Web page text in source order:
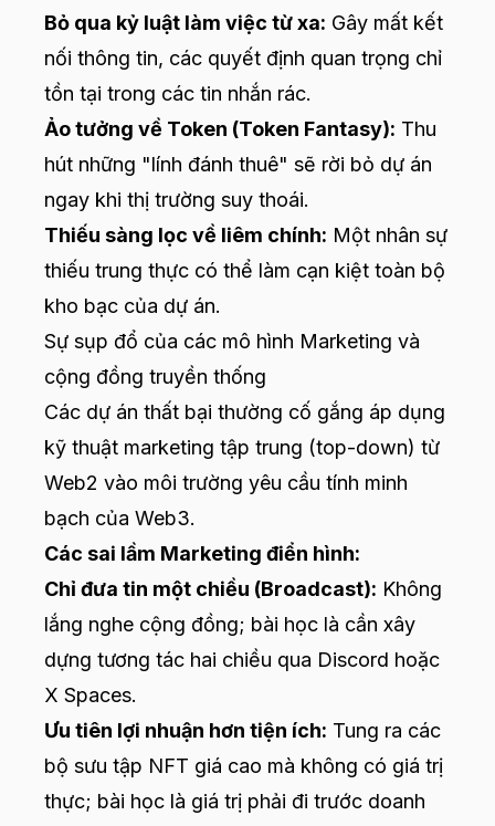
Bỏ qua kỷ luật làm việc từ xa: Gây mất kết
nối thông tin, các quyết định quan trọng chỉ
tồn tại trong các tin nhắn rác.
Ảo tưởng về Token (Token Fantasy): Thu
hút những "lính đánh thuê" sẽ rời bỏ dự án
ngay khi thị trường suy thoái.
Thiếu sàng lọc về liêm chính: Một nhân sự
thiếu trung thực có thể làm cạn kiệt toàn bộ
kho bạc của dự án.
Sự sụp đổ của các mô hình Marketing và
cộng đồng truyền thống
Các dự án thất bại thường cố gắng áp dụng
kỹ thuật marketing tập trung (top-down) từ
Web2 vào môi trường yêu cầu tính minh
bạch của Web3.
Các sai lầm Marketing điển hình:
Chỉ đưa tin một chiều (Broadcast): Không
lắng nghe cộng đồng; bài học là cần xây
dựng tương tác hai chiều qua Discord hoặc
X Spaces.
Ưu tiên lợi nhuận hơn tiện ích: Tung ra các
bộ sưu tập NFT giá cao mà không có giá trị
thực; bài học là giá trị phải đi trước doanh